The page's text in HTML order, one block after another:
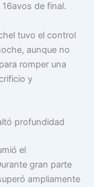
de final.
tuvo el control
aunque no
romper una
y
profundidad
el
gran parte
ampliamente